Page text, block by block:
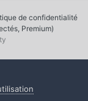
de confidentialité
Premium)